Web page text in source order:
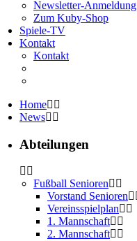
Newsletter-Anmeldung
Zum Kuby-Shop
Spiele-TV
Kontakt
Kontakt
Home
News
Abteilungen
Fußball Senioren
Vorstand Senioren
Vereinsspielplan
1. Mannschaft
2. Mannschaft